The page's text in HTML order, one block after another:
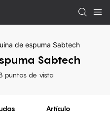
de espuma Sabtech
Sabtech
puntos de vista
Artículo